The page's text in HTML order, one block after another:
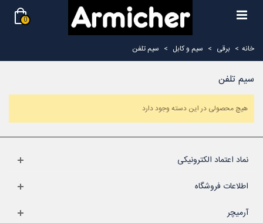
0
خانه > برقی > سیم و کابل > سیم تلفن
سیم تلفن
هیچ محصولی در این دسته وجود دارد
نماد اعتماد الکترونیکی
اطلاعات فروشگاه
آرمیچر